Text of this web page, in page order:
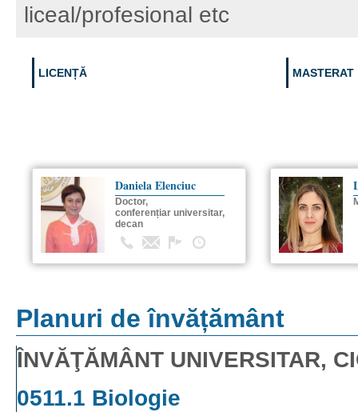
liceal/profesional etc
LICENȚĂ MASTERAT
Daniela Elenciuc
Doctor,
conferențiar universitar,
decan
Planuri de învățământ
ÎNVĂŢĂMÂNT UNIVERSITAR,
0511.1 Biologie